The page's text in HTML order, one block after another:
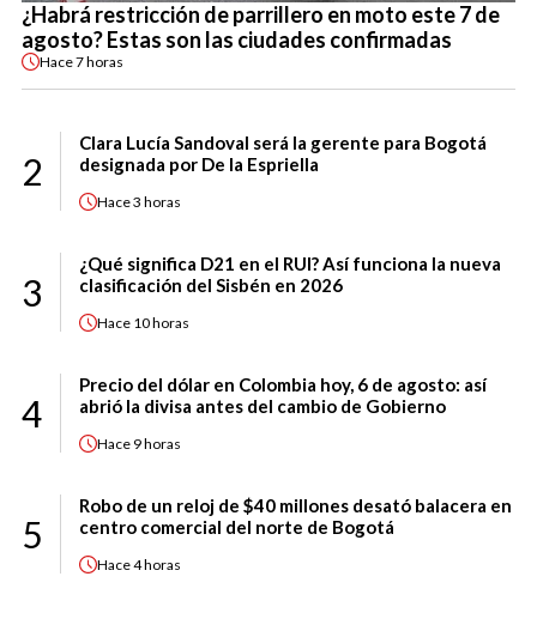
¿Habrá restricción de parrillero en moto este 7 de
agosto? Estas son las ciudades confirmadas
Hace7 horas
2
Clara Lucía Sandoval será la gerente para Bogotá
designada por De la Espriella
Hace3 horas
3
¿Qué significa D21 en el RUI? Así funciona la nueva
clasificación del Sisbén en 2026
Hace 10 horas
4
Precio del dólar en Colombia hoy, 6 de agosto: así
abrió la divisa antes del cambio de Gobierno
Hace 9 horas
5
Robo de un reloj de $40 millones desató balacera en
centro comercial del norte de Bogotá
Hace4 horas